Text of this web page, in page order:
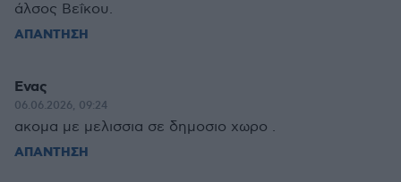
άλσος Βεΐκου.
ΑΠΑΝΤΗΣΗ
Ενας
06.06.2026, 09:24
ακομα με μελισσια σε δημοσιο χωρο .
ΑΠΑΝΤΗΣΗ